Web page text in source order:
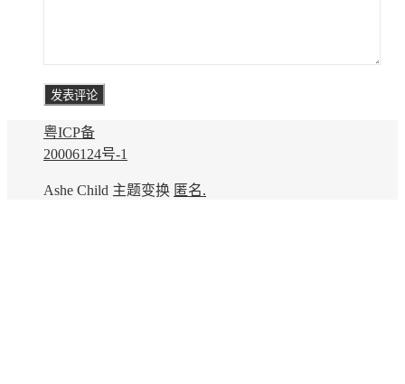
粤ICP备
20006124号-1
Ashe Child 主题变换 匿名.